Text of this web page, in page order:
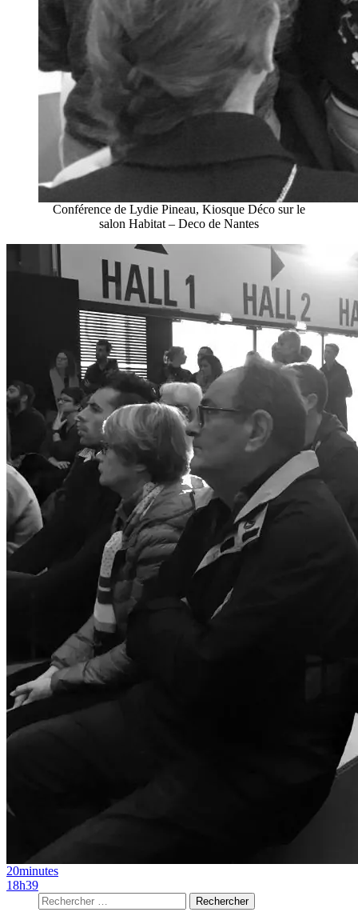
Conférence de Lydie Pineau, Kiosque Déco sur le
salon Habitat – Deco de Nantes
20minutes
18h39